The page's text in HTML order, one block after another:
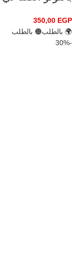
350,00 EGP
🌍 بالطلب🟠 بالطلب
-30%